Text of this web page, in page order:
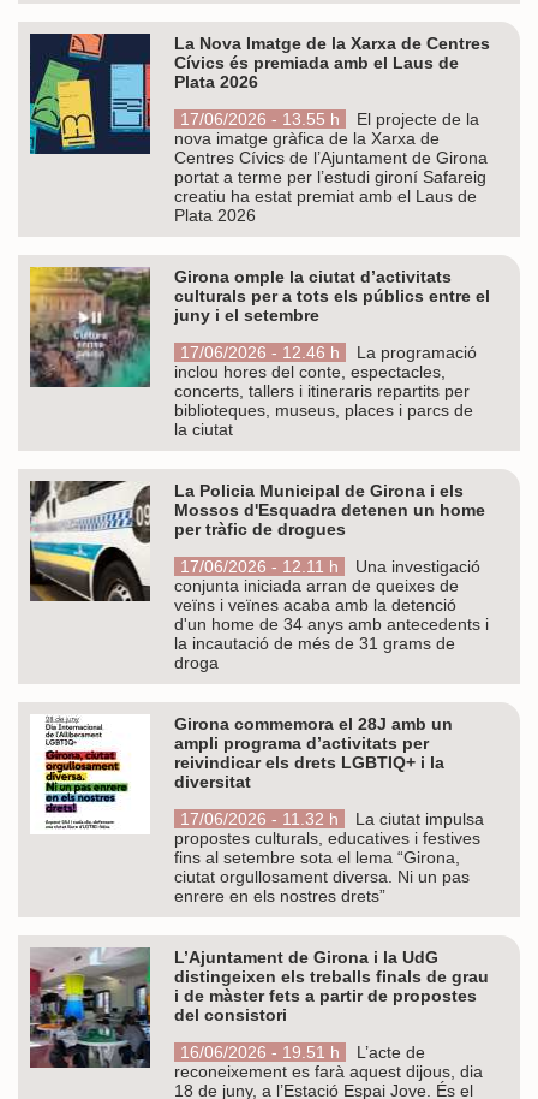
La Nova Imatge de la Xarxa de Centres
Cívics és premiada amb el Laus de
Plata 2026
17/06/2026 - 13.55 h
El projecte de la
nova imatge gràfica de la Xarxa de
Centres Cívics de l’Ajuntament de Girona
portat a terme per l’estudi gironí Safareig
creatiu ha estat premiat amb el Laus de
Plata 2026
Girona omple la ciutat d’activitats
culturals per a tots els públics entre el
juny i el setembre
17/06/2026 - 12.46 h
La programació
inclou hores del conte, espectacles,
concerts, tallers i itineraris repartits per
biblioteques, museus, places i parcs de
la ciutat
La Policia Municipal de Girona i els
Mossos d'Esquadra detenen un home
per tràfic de drogues
17/06/2026 - 12.11 h
Una investigació
conjunta iniciada arran de queixes de
veïns i veïnes acaba amb la detenció
d'un home de 34 anys amb antecedents i
la incautació de més de 31 grams de
droga
Girona commemora el 28J amb un
ampli programa d’activitats per
reivindicar els drets LGBTIQ+ i la
diversitat
17/06/2026 - 11.32 h
La ciutat impulsa
propostes culturals, educatives i festives
fins al setembre sota el lema “Girona,
ciutat orgullosament diversa. Ni un pas
enrere en els nostres drets”
L’Ajuntament de Girona i la UdG
distingeixen els treballs finals de grau
i de màster fets a partir de propostes
del consistori
16/06/2026 - 19.51 h
L’acte de
reconeixement es farà aquest dijous, dia
18 de juny, a l’Estació Espai Jove. És el